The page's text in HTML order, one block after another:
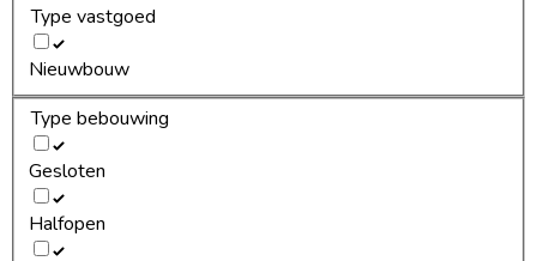
Type vastgoed
Nieuwbouw
Type bebouwing
Gesloten
Halfopen